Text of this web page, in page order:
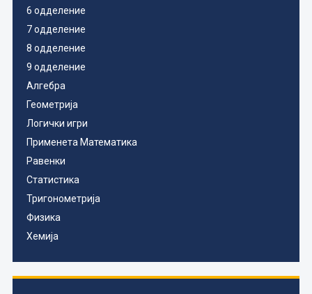
6 одделение
7 одделение
8 одделение
9 одделение
Алгебра
Геометрија
Логички игри
Применета Математика
Равенки
Статистика
Тригонометрија
Физика
Хемија